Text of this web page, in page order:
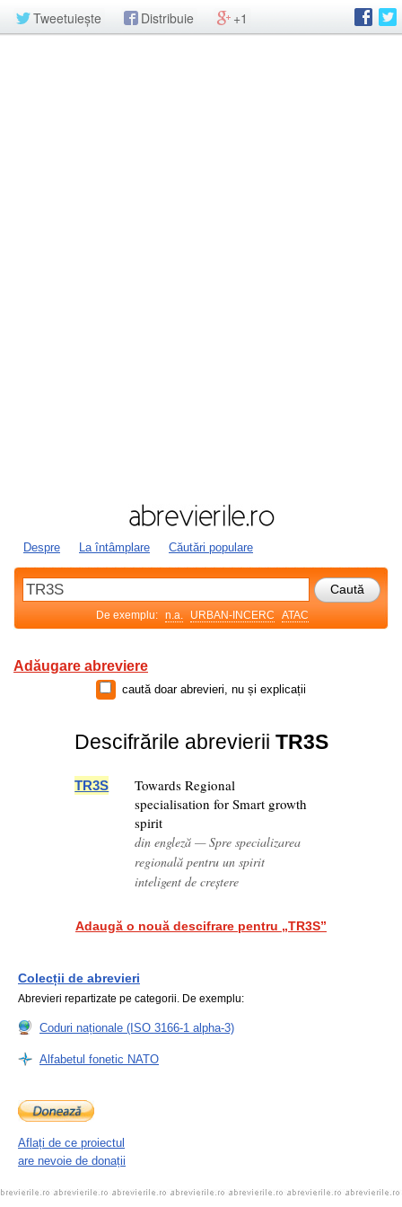
Tweetuiește Distribuie +1
Despre La întâmplare Căutări populare
De exemplu: n.a. URBAN-INCERC ATAC
Adăugare abreviere
caută doar abrevieri, nu și explicații
Descifrările abrevierii TR3S
TR3S
Towards Regional
specialisation for Smart growth
spirit
din engleză — Spre specializarea
regională pentru un spirit
inteligent de creștere
Adaugă o nouă descifrare pentru „TR3S”
Colecții de abrevieri
Abrevieri repartizate pe categorii. De exemplu:
Coduri naționale (ISO 3166-1 alpha-3)
Alfabetul fonetic NATO
Aflați de ce proiectul
are nevoie de donații